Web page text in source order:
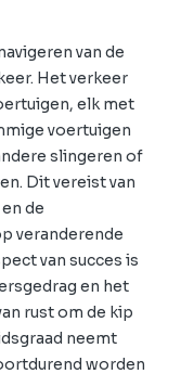
van de
Het verkeer
elk met
voertuigen
slingeren of
Dit vereist van
de
veranderende
van succes is
en het
rust om de kip
neemt
worden